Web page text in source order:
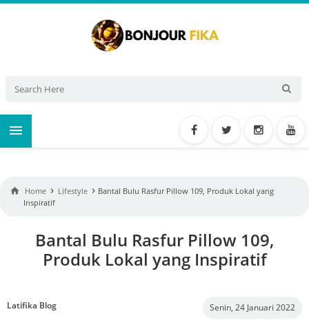

 Home › Lifestyle › Bantal Bulu Rasfur Pillow 109, Produk Lokal yang
Inspiratif
Bantal Bulu Rasfur Pillow 109,
Produk Lokal yang Inspiratif
Latifika Blog Senin, 24 Januari 2022